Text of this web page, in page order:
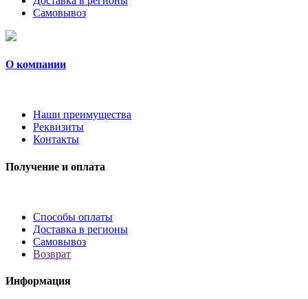
Самовывоз
О компании
Наши преимущества
Реквизиты
Контакты
Получение и оплата
Способы оплаты
Доставка в регионы
Самовывоз
Возврат
Информация